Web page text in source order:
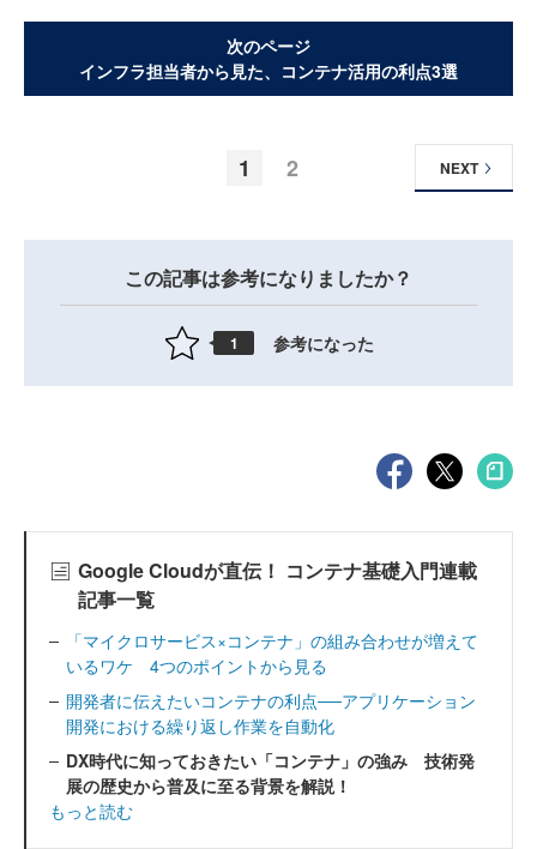
次のページ
インフラ担当者から見た、コンテナ活用の利点3選
1 2 NEXT
この記事は参考になりましたか？
1 参考になった
Google Cloudが直伝！ コンテナ基礎入門連載
記事一覧
「マイクロサービス×コンテナ」の組み合わせが増えて
いるワケ 4つのポイントから見る
開発者に伝えたいコンテナの利点──アプリケーション
開発における繰り返し作業を自動化
DX時代に知っておきたい「コンテナ」の強み 技術発
展の歴史から普及に至る背景を解説！
もっと読む